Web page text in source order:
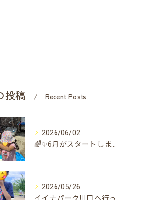
投稿 Recent Posts
2026/06/02
🌈✨6月がスタートしました✨🌈
2026/05/26